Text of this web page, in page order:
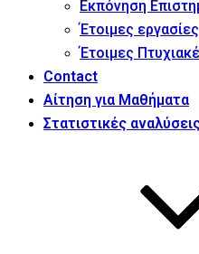
Εκπόνηση
Έτοιμες εργασίες
Έτοιμες
Contact
Αίτηση για Μαθήματα
Στατιστικές